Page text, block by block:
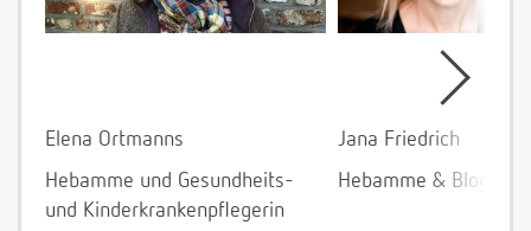
Elena Ortmanns
Hebamme und Gesundheits-
und Kinderkrankenpflegerin
Jana Friedrich
Hebamme &